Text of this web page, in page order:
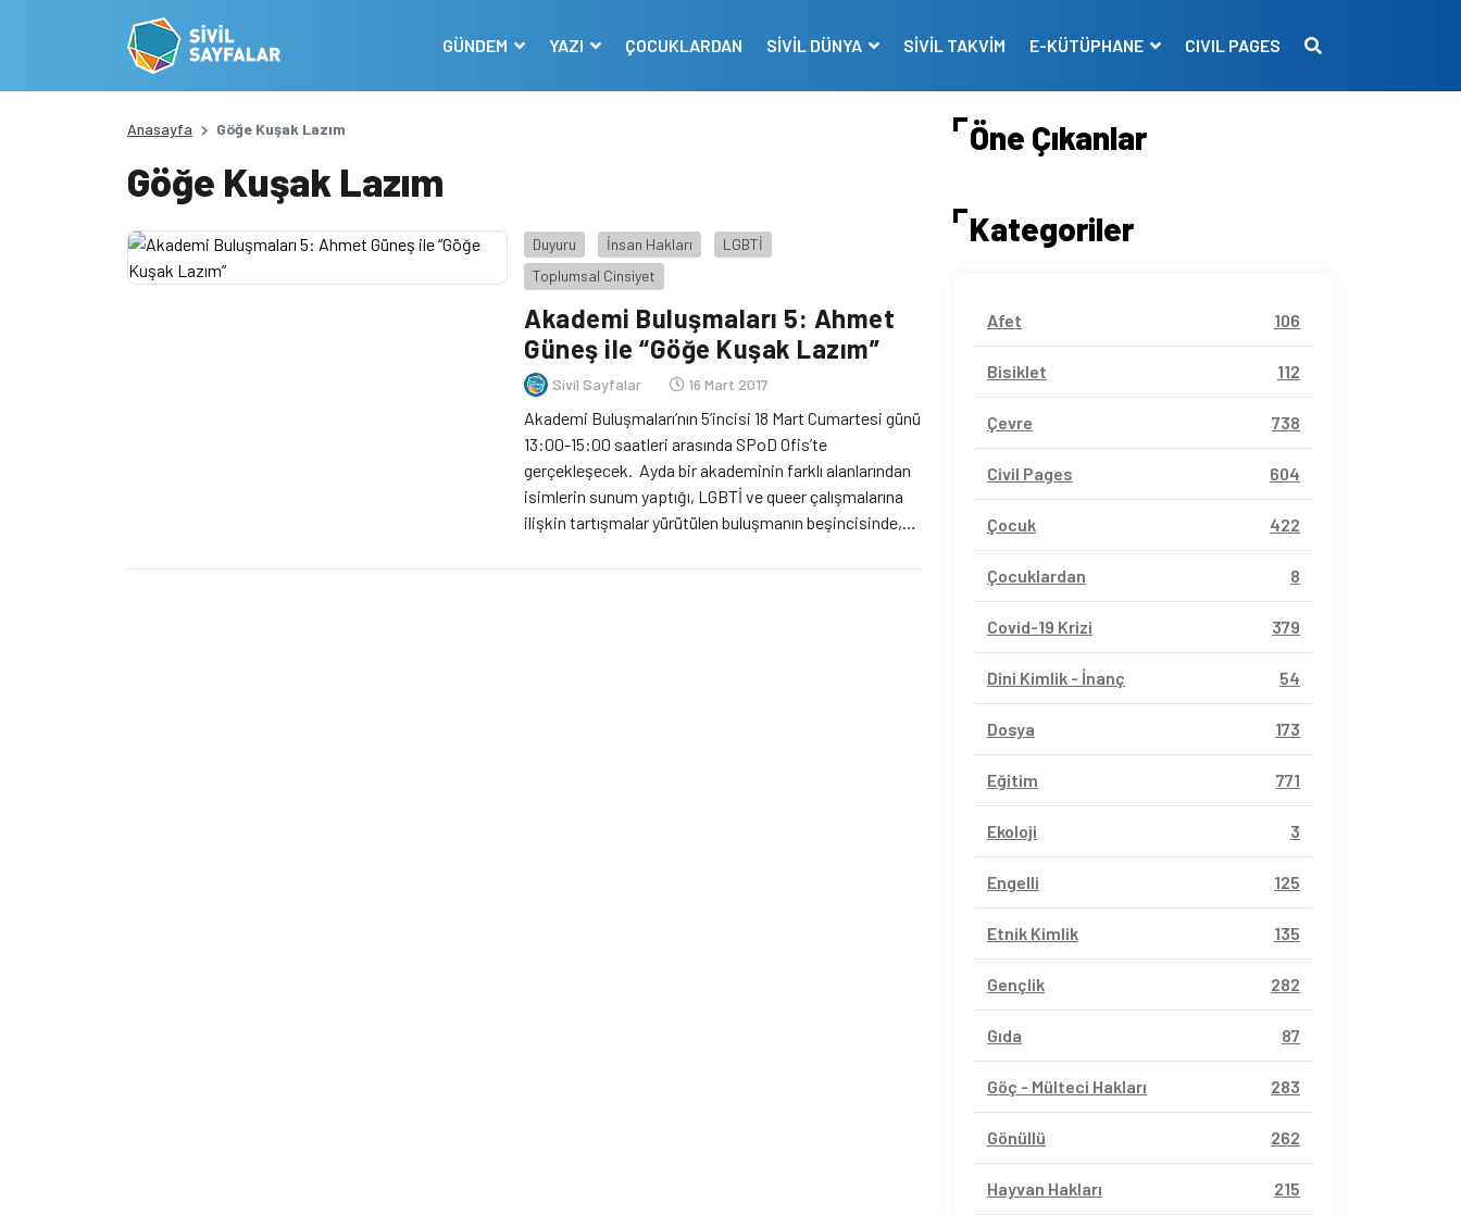
GÜNDEM YAZI ÇOCUKLARDAN SİVİL DÜNYA SİVİL TAKVİM E-KÜTÜPHANE CIVIL PAGES
Anasayfa Göğe Kuşak Lazım
Göğe Kuşak Lazım
Duyuru İnsan Hakları
LGBTİ
Toplumsal Cinsiyet
Akademi Buluşmaları 5: Ahmet
Güneş ile “Göğe Kuşak Lazım”
Sivil Sayfalar 16 Mart 2017
Akademi Buluşmaları’nın 5’incisi 18 Mart Cumartesi günü
13:00-15:00 saatleri arasında SPoD Ofis’te
gerçekleşecek. Ayda bir akademinin farklı alanlarından
isimlerin sunum yaptığı, LGBTİ ve queer çalışmalarına
ilişkin tartışmalar yürütülen buluşmanın beşincisinde,
yazarı Ahmet Güneş kitabı ve çalışması hakkında
Öne Çıkanlar
Kategoriler
Afet 106
Bisiklet 112
Çevre 738
Civil Pages 604
Çocuk 422
Çocuklardan 8
Covid-19 Krizi 379
Dini Kimlik - İnanç 54
Dosya 173
Eğitim 771
Ekoloji 3
Engelli 125
Etnik Kimlik 135
Gençlik 282
Gıda 87
Göç - Mülteci Hakları 283
Gönüllü 262
Hayvan Hakları 215